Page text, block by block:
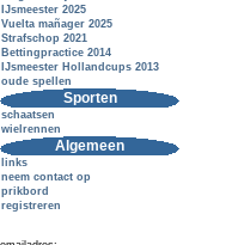
IJsmeester 2025
Vuelta mañager 2025
Strafschop 2021
Bettingpractice 2014
IJsmeester Hollandcups 2013
oude spellen
Sporten
schaatsen
wielrennen
Algemeen
links
neem contact op
prikbord
registreren